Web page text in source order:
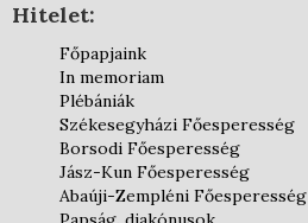
Hitelet:
Főpapjaink
In memoriam
Plébániák
Székesegyházi Főesperesség
Borsodi Főesperesség
Jász-Kun Főesperesség
Abaúji-Zempléni Főesperesség